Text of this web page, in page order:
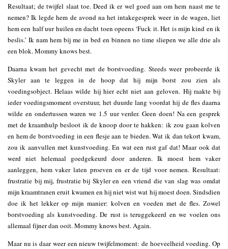
Resultaat; de twijfel slaat toe. Deed ik er wel goed aan om hem naast me te
nemen? Ik legde hem de avond na het intakegesprek weer in de wagen, liet
hem een half uur huilen en dacht toen opeens ‘Fuck it. Het is mijn kind en ik
beslis.’ Ik nam hem bij me in bed en binnen no time sliepen we alle drie als
een blok. Mommy knows best.
Daarna kwam het gevecht met de borstvoeding. Steeds weer probeerde ik
Skyler aan te leggen in de hoop dat hij mijn borst zou zien als
voedingsobject. Helaas wilde hij hier echt niet aan geloven. Hij raakte bij
ieder voedingsmoment overstuur, het duurde lang voordat hij de fles daarna
wilde en ondertussen waren we 1.5 uur verder. Geen doen! Na een gesprek
met de kraamhulp besloot ik de knoop door te hakken: ik zou gaan kolven
en hem de borstvoeding in een flesje aan te bieden. Wat ik dan tekort kwam,
zou ik aanvullen met kunstvoeding. En wat een rust gaf dat! Maar ook dat
werd niet helemaal goedgekeurd door anderen. Ik moest hem vaker
aanleggen, hem vaker laten proeven en er de tijd voor nemen. Resultaat:
frustratie bij mij, frustratie bij Skyler en een vriend die van slag was omdat
mijn kraamtranen eruit kwamen en hij niet wist wat hij moest doen. Sindsdien
doe ik het lekker op mijn manier: kolven en voeden met de fles. Zowel
borstvoeding als kunstvoeding. De rust is teruggekeerd en we voelen ons
allemaal fijner dan ooit. Mommy knows best. Again.
Maar nu is daar weer een nieuw twijfelmoment: de hoeveelheid voeding. Op